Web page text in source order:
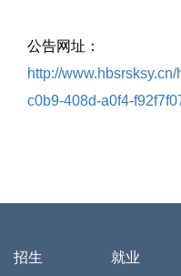
公告网址：
http://
c0b9-408d-a0f4-
招生 就业